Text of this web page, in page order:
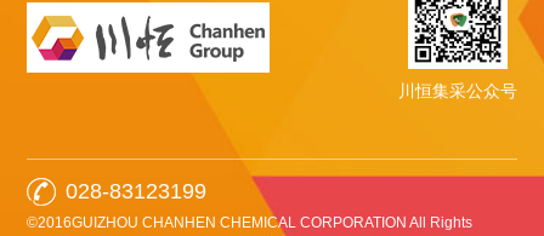
川恒集采公众号
028-83123199
©2016GUIZHOU CHANHEN CHEMICAL CORPORATION All Rights